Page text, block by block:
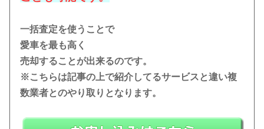
一括査定を使うことで
愛車を最も高く
売却することが出来るのです。
※こちらは記事の上で紹介してるサービスと違い複
数業者とのやり取りとなります。